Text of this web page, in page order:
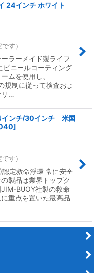
24インチ ホワイト
す）
ラーメイド製ライフ
ビニールコーティング
ムを使用し、
規制に従って検査およ
リ…
ンチ/30インチ 米国
]
す）
定救命浮環 常に安全
製品は業界トップク
BUOY社製の救命
重点を置いた最高品